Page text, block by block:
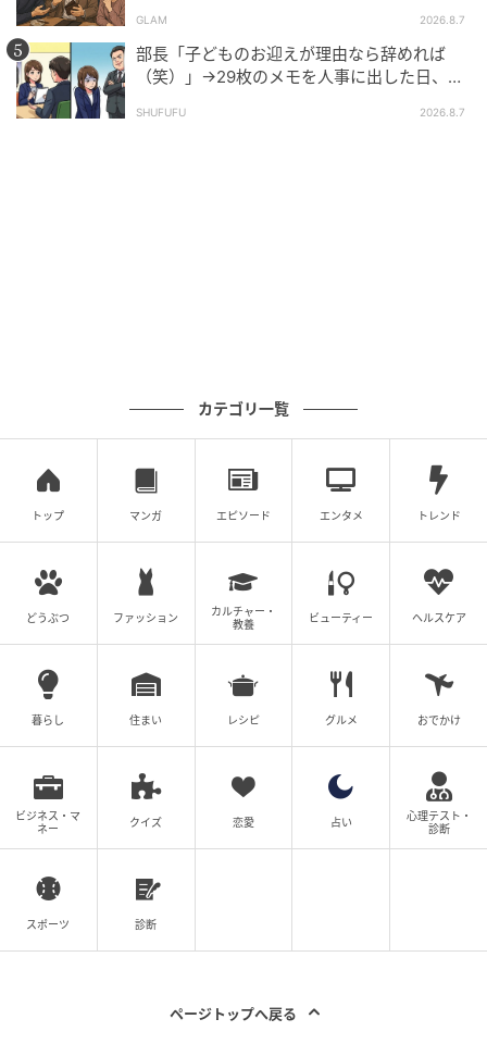
GLAM 2026.8.7
部長「子どものお迎えが理由なら辞めれば
（笑）」→29枚のメモを人事に出した日、部
SHUFUFU 2026.8.7
カテゴリ一覧
トップ マンガ エピソード エンタメ トレンド
どうぶつ ファッション
カルチャー・
教養
ビューティー ヘルスケア
暮らし 住まい レシピ グルメ おでかけ
ビジネス・マ
ネー
クイズ 恋愛 占い
心理テスト・
診断
スポーツ 診断
ページトップへ戻る